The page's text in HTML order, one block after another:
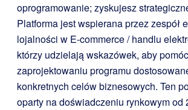
oprogramowanie; zyskujesz
Platforma jest wspierana przez zespół
lojalności w E-commerce / handlu
którzy udzielają wskazówek, aby
zaprojektowaniu programu
konkretnych celów biznesowych. Ten
oparty na doświadczeniu rynkowym od